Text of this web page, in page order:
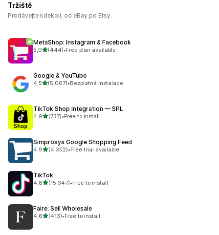
Tržiště
Prodávejte kdekoli, od eBay po Etsy.
MetaShop: Instagram & Facebook
5,0z 5 hvězd
(444)
Celkový počet recenzí: 444
•Free plan available
Google & YouTube
4,5z 5 hvězd
(5 067)
Celkový počet recenzí: 5067
•Bezplatná instalace
TikTok Shop Integration — SPL
4,9z 5 hvězd
(737)
Celkový počet recenzí: 737
•Free to install
Simprosys Google Shopping Feed
4,9z 5 hvězd
(4 352)
Celkový počet recenzí: 4352
•Free trial available
TikTok
4,8z 5 hvězd
(15 347)
Celkový počet recenzí: 15347
•Free to install
Faire: Sell Wholesale
4,6z 5 hvězd
(413)
Celkový počet recenzí: 413
•Free to install